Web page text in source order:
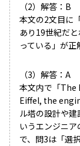
（2）解答：B
本文の2文目に
あり19世紀だ
っている」が正
（3）解答：A
本文内で「
Eiffel, the
ル塔の設計や
いうエンジニ
で、問3は「選